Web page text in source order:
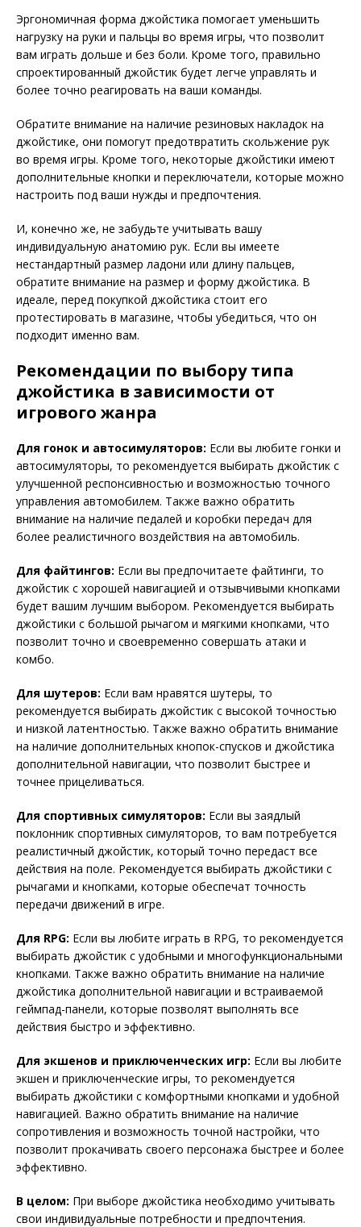
Эргономичная форма джойстика помогает уменьшить
нагрузку на руки и пальцы во время игры, что позволит
вам играть дольше и без боли. Кроме того, правильно
спроектированный джойстик будет легче управлять и
более точно реагировать на ваши команды.
Обратите внимание на наличие резиновых накладок на
джойстике, они помогут предотвратить скольжение рук
во время игры. Кроме того, некоторые джойстики имеют
дополнительные кнопки и переключатели, которые можно
настроить под ваши нужды и предпочтения.
И, конечно же, не забудьте учитывать вашу
индивидуальную анатомию рук. Если вы имеете
нестандартный размер ладони или длину пальцев,
обратите внимание на размер и форму джойстика. В
идеале, перед покупкой джойстика стоит его
протестировать в магазине, чтобы убедиться, что он
подходит именно вам.
Рекомендации по выбору типа
джойстика в зависимости от
игрового жанра
Для гонок и автосимуляторов: Если вы любите гонки и
автосимуляторы, то рекомендуется выбирать джойстик с
улучшенной респонсивностью и возможностью точного
управления автомобилем. Также важно обратить
внимание на наличие педалей и коробки передач для
более реалистичного воздействия на автомобиль.
Для файтингов: Если вы предпочитаете файтинги, то
джойстик с хорошей навигацией и отзывчивыми кнопками
будет вашим лучшим выбором. Рекомендуется выбирать
джойстики с большой рычагом и мягкими кнопками, что
позволит точно и своевременно совершать атаки и
комбо.
Для шутеров: Если вам нравятся шутеры, то
рекомендуется выбирать джойстик с высокой точностью
и низкой латентностью. Также важно обратить внимание
на наличие дополнительных кнопок-спусков и джойстика
дополнительной навигации, что позволит быстрее и
точнее прицеливаться.
Для спортивных симуляторов: Если вы заядлый
поклонник спортивных симуляторов, то вам потребуется
реалистичный джойстик, который точно передаст все
действия на поле. Рекомендуется выбирать джойстики с
рычагами и кнопками, которые обеспечат точность
передачи движений в игре.
Для RPG: Если вы любите играть в RPG, то рекомендуется
выбирать джойстик с удобными и многофункциональными
кнопками. Также важно обратить внимание на наличие
джойстика дополнительной навигации и встраиваемой
геймпад-панели, которые позволят выполнять все
действия быстро и эффективно.
Для экшенов и приключенческих игр: Если вы любите
экшен и приключенческие игры, то рекомендуется
выбирать джойстики с комфортными кнопками и удобной
навигацией. Важно обратить внимание на наличие
сопротивления и возможность точной настройки, что
позволит прокачивать своего персонажа быстрее и более
эффективно.
В целом: При выборе джойстика необходимо учитывать
свои индивидуальные потребности и предпочтения.